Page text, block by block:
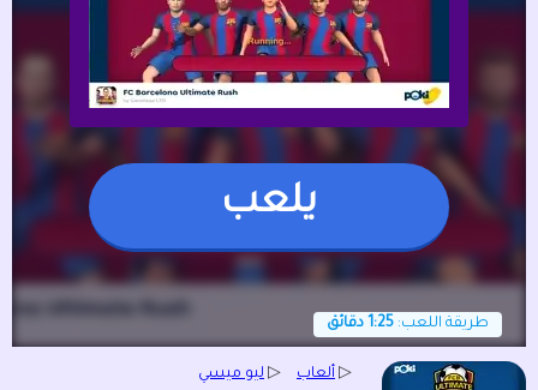
يلعب
طريقة اللعب: 1:25 دقائق
▷ ألعاب ▷ ليو ميسي